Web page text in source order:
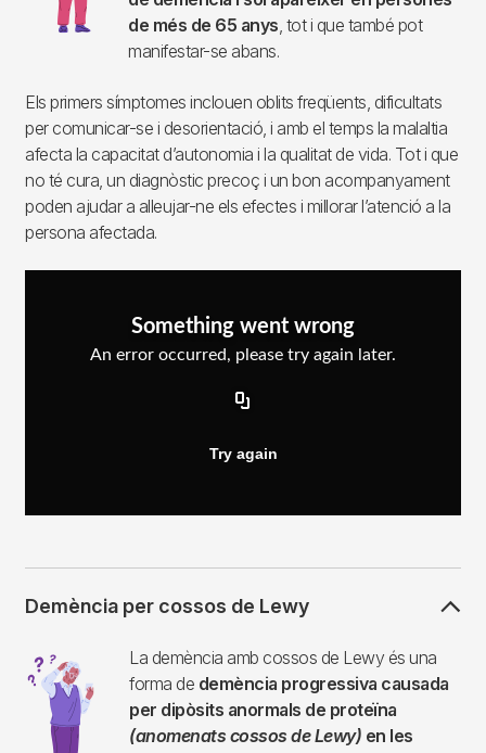
de més de 65 anys, tot i que també pot
manifestar-se abans.
Els primers símptomes inclouen oblits freqüents, dificultats
per comunicar-se i desorientació, i amb el temps la malaltia
afecta la capacitat d’autonomia i la qualitat de vida. Tot i que
no té cura, un diagnòstic precoç i un bon acompanyament
poden ajudar a alleujar-ne els efectes i millorar l’atenció a la
persona afectada.
Demència per cossos de Lewy
Imagen
La demència amb cossos de Lewy és una
forma de demència progressiva causada
per dipòsits anormals de proteïna
(anomenats cossos de Lewy) en les